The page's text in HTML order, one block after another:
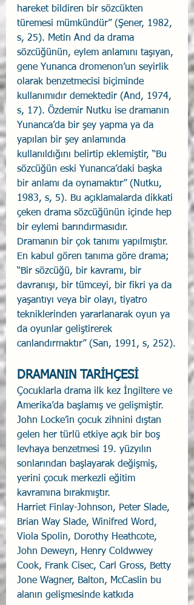
hareket bildiren bir sözcükten
türemesi mümkündür” (Şener, 1982,
s, 25). Metin And da drama
sözcüğünün, eylem anlamını taşıyan,
gene Yunanca dromenon’un seyirlik
olarak benzetmecisi biçiminde
kullanımıdır demektedir (And, 1974,
s, 17). Özdemir Nutku ise dramanın
Yunanca’da bir şey yapma ya da
yapılan bir şey anlamında
kullanıldığını belirtip eklemiştir, “Bu
sözcüğün eski Yunanca’daki başka
bir anlamı da oynamaktır” (Nutku,
1983, s, 5). Bu açıklamalarda dikkati
çeken drama sözcüğünün içinde hep
bir eylemi barındırmasıdır.
Dramanın bir çok tanımı yapılmıştır.
En kabul gören tanıma göre drama;
“Bir sözcüğü, bir kavramı, bir
davranışı, bir tümceyi, bir fikri ya da
yaşantıyı veya bir olayı, tiyatro
tekniklerinden yararlanarak oyun ya
da oyunlar geliştirerek
canlandırmaktır” (San, 1991, s, 252).
DRAMANIN TARİHÇESİ
Çocuklarla drama ilk kez İngiltere ve
Amerika’da başlamış ve gelişmiştir.
John Locke’in çocuk zihnini dıştan
gelen her türlü etkiye açık bir boş
levhaya benzetmesi 19. yüzyılın
sonlarından başlayarak değişmiş,
yerini çocuk merkezli eğitim
kavramına bırakmıştır.
Harriet Finlay-Johnson, Peter Slade,
Brian Way Slade, Winifred Word,
Viola Spolin, Dorothy Heathcote,
John Deweyn, Henry Coldwwey
Cook, Frank Cisec, Carl Gross, Betty
Jone Wagner, Balton, McCaslin bu
alanın gelişmesinde katkıda